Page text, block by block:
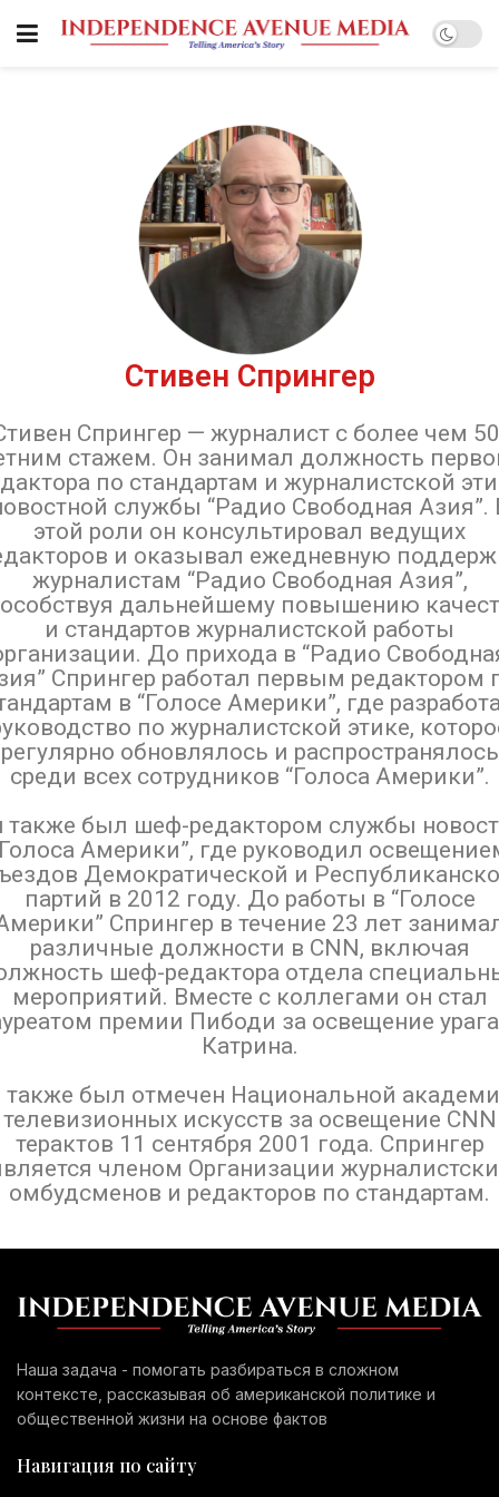
Стивен Спрингер
Спрингер — журналист с более чем
стажем. Он занимал должность
по стандартам и журналистской
службы “Радио Свободная Азия”.
этой роли он консультировал ведущих
и оказывал ежедневную
журналистам “Радио Свободная Азия”,
дальнейшему повышению
и стандартов журналистской работы
До прихода в “Радио
Спрингер работал первым редактором
в “Голосе Америки”, где
по журналистской этике,
регулярно обновлялось и распространялось
среди всех сотрудников “Голоса Америки”.
также был шеф-редактором службы
Америки”, где руководил
Демократической и
партий в 2012 году. До работы в “Голосе
Спрингер в течение 23 лет
различные должности в CNN, включая
шеф-редактора отдела
мероприятий. Вместе с коллегами он стал
премии Пибоди за освещение
Катрина.
также был отмечен Национальной
телевизионных искусств за освещение CNN
терактов 11 сентября 2001 года. Спрингер
членом Организации
омбудсменов и редакторов по стандартам.
Наша задача - помогать разбираться в сложном
контексте, рассказывая об американской политике и
общественной жизни на основе фактов
Навигация по сайту